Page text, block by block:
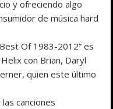
y ofreciendo algo
de música hard
Of 1983-2012” es
con Brian, Daryl
quien este último
canciones